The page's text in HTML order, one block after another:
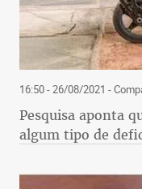
16:50 - 26/08/2021 -
Pesquisa aponta
algum tipo de